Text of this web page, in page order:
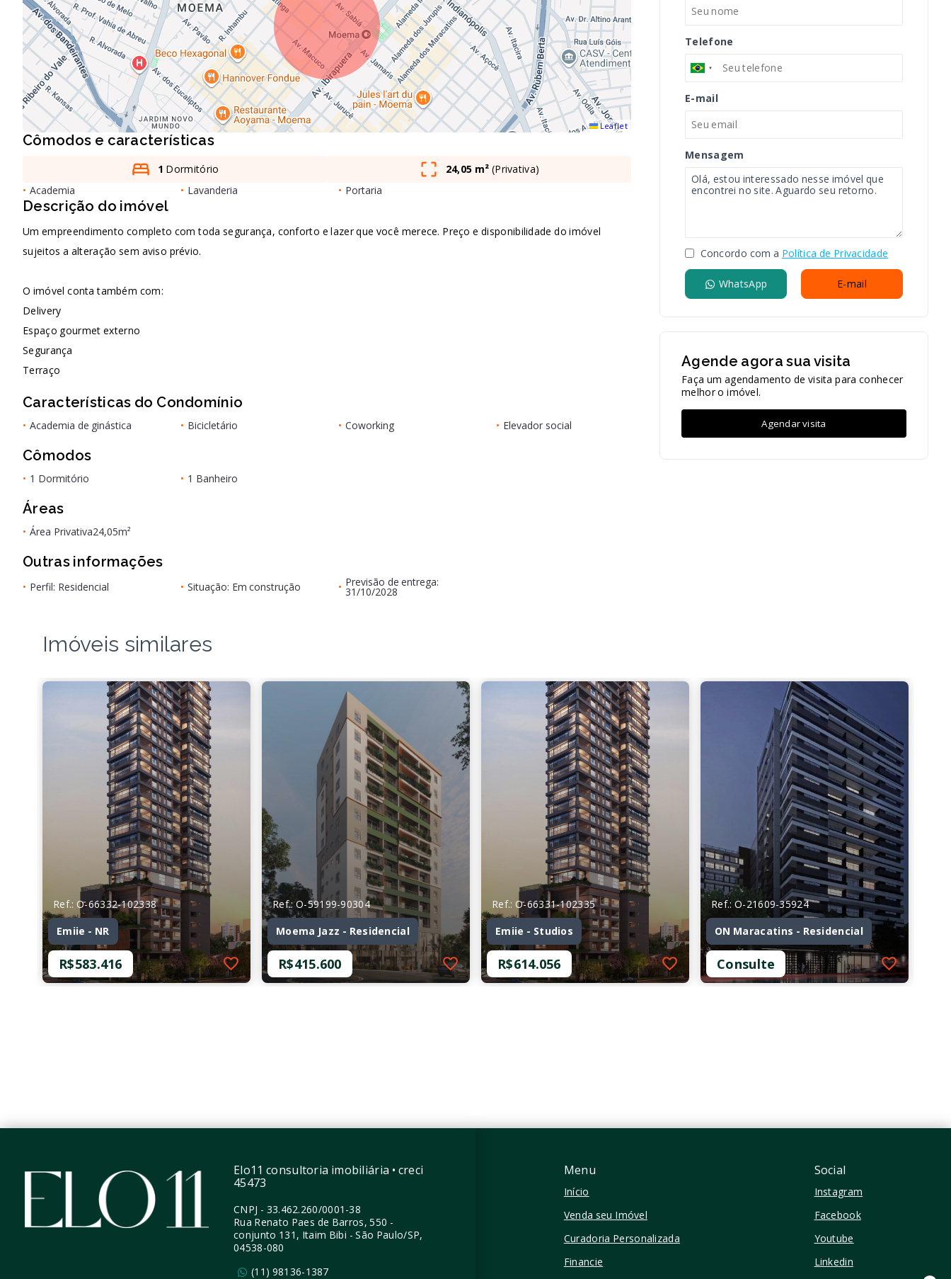
Leaflet
Cômodos e características
1 Dormitório 24,05 m² (Privativa)
• Academia • Lavanderia • Portaria
Descrição do imóvel
Um empreendimento completo com toda segurança, conforto e lazer que você merece. Preço e disponibilidade do imóvel
sujeitos a alteração sem aviso prévio.
O imóvel conta também com:
Delivery
Espaço gourmet externo
Segurança
Terraço
Características do Condomínio
• Academia de ginástica • Bicicletário • Coworking • Elevador social
Cômodos
• 1 Dormitório • 1 Banheiro
Áreas
• Área Privativa24,05m²
Outras informações
• Perfil: Residencial • Situação: Em construção • Previsão de entrega:
31/10/2028
Telefone
E-mail
Mensagem
Concordo com a Política de Privacidade
WhatsApp E-mail
Agende agora sua visita
Faça um agendamento de visita para conhecer
melhor o imóvel.
Agendar visita
Imóveis similares
Ref.: O-66332-102338
Emiie - NR
R$583.416
Ref.: O-59199-90304
Moema Jazz - Residencial
R$415.600
Ref.: O-66331-102335
Emiie - Studios
R$614.056
Ref.: O-21609-35924
ON Maracatins - Residencial
Consulte
Menu
Início
Venda seu Imóvel
Curadoria Personalizada
Financie
Social
Instagram
Facebook
Youtube
Linkedin
Elo11 consultoria imobiliária • creci
45473
CNPJ - 33.462.260/0001-38
Rua Renato Paes de Barros, 550 -
conjunto 131, Itaim Bibi - São Paulo/SP,
04538-080
(11) 98136-1387